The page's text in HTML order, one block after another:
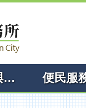
線上申辦與查詢 便民服